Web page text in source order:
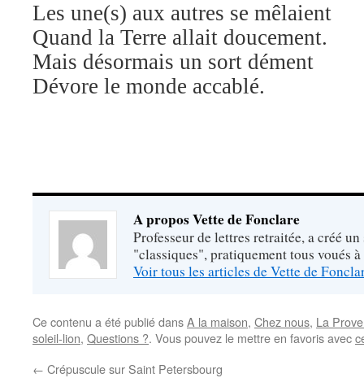
Les une(s) aux autres se mêlaient
Quand la Terre allait doucement.
Mais désormais un sort dément
Dévore le monde accablé.
A propos Vette de Fonclare
Professeur de lettres retraitée, a créé
"classiques", pratiquement tous voués
Voir tous les articles de Vette de
Ce contenu a été publié dansA la maison, Chez nous, La
soleil-lion, Questions ?. Vous pouvez le mettre en favoris avec
← Crépuscule sur Saint Petersbourg